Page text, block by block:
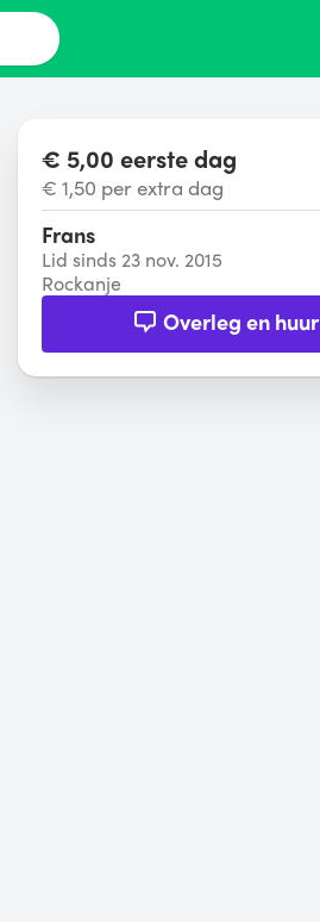
€ 5,00 eerste dag
€ 1,50 per extra dag
Frans
Lid sinds 23 nov. 2015
Rockanje
Overleg en huur